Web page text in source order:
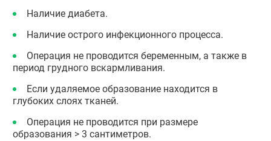
Наличие диабета.
Наличие острого инфекционного процесса.
Операция не проводится беременным, а также в
период грудного вскармливания.
Если удаляемое образование находится в
глубоких слоях тканей.
Операция не проводится при размере
образования > 3 сантиметров.